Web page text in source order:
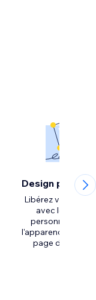
Design
Libérez votre
avec les outils
l'apparence et la